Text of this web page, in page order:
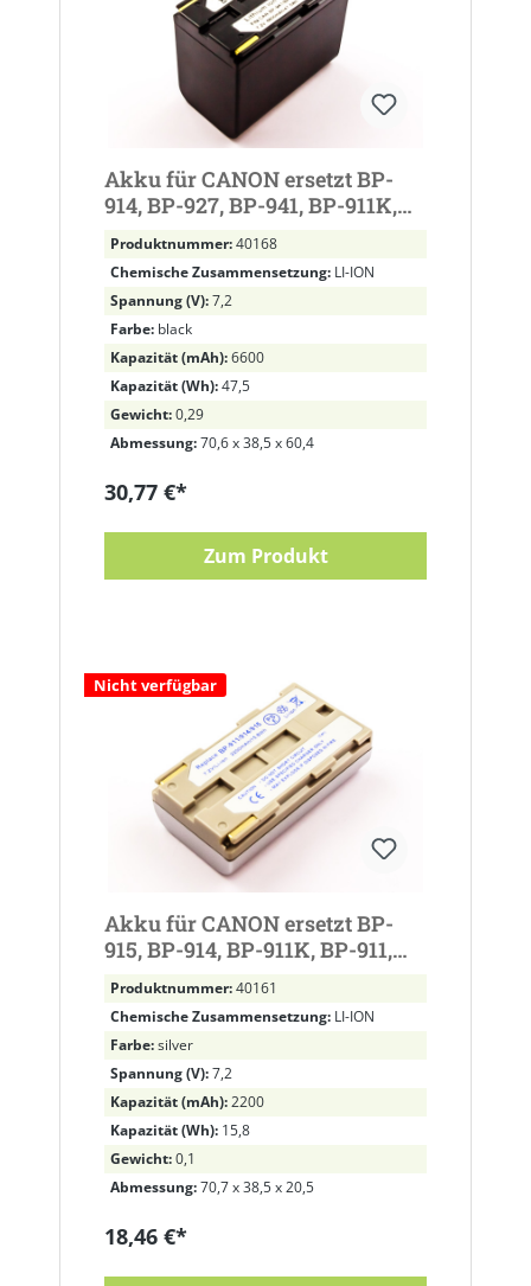
Akku für CANON ersetzt BP-
914, BP-927, BP-941, BP-911K,
BP-925, BP-930R, BP-955, BP-
911, BP-924
Produktnummer:40168
Chemische Zusammensetzung: LI-ION
Spannung (V):7,2
Farbe: black
Kapazität (mAh):6600
Kapazität (Wh):47,5
Gewicht:0,29
Abmessung:70,6 x 38,5 x 60,4
30,77 €*
Zum Produkt
Nicht verfügbar
Akku für CANON ersetzt BP-
915, BP-914, BP-911K, BP-911,
BP-925
Produktnummer:40161
Chemische Zusammensetzung: LI-ION
Farbe:silver
Spannung (V):7,2
Kapazität (mAh):2200
Kapazität (Wh): 15,8
Gewicht:0,1
Abmessung:70,7 x 38,5 x 20,5
18,46 €*